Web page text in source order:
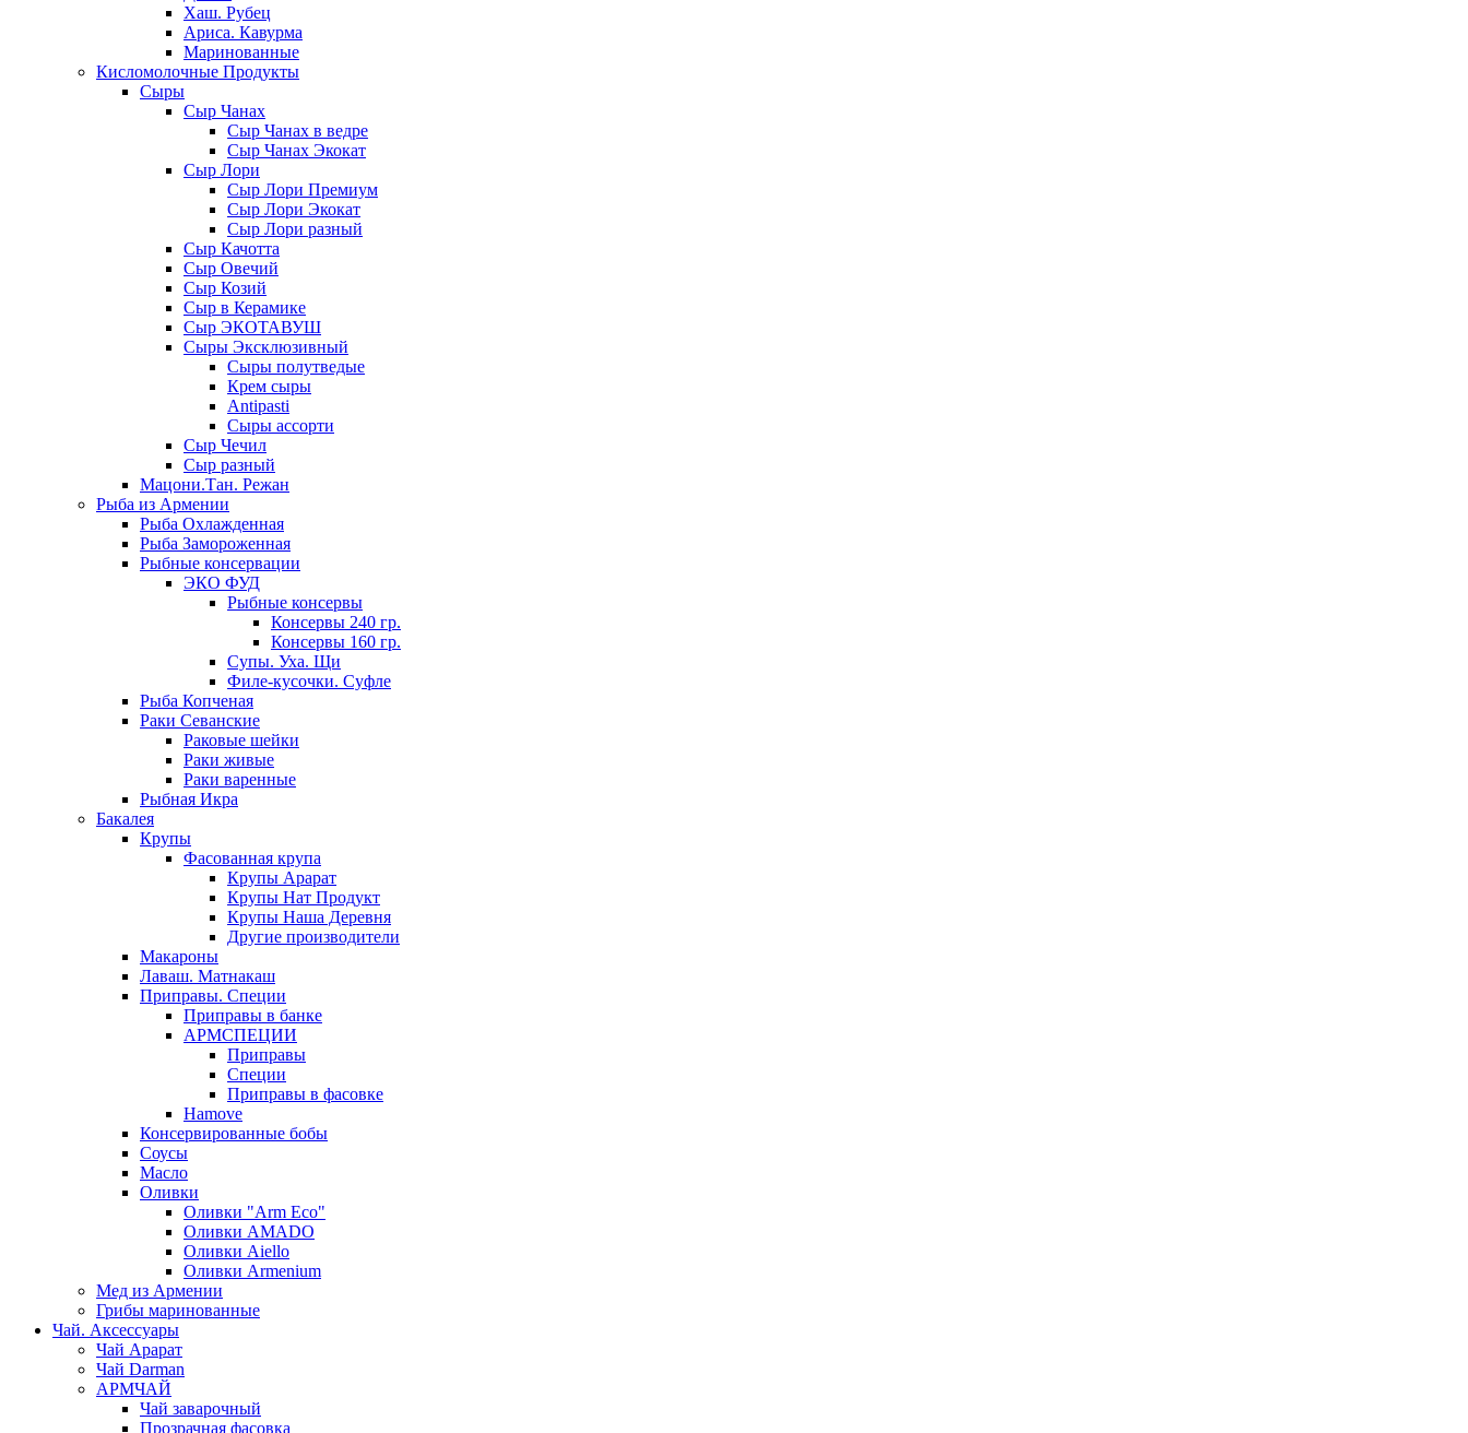
Хаш. Рубец
Ариса. Кавурма
Маринованные
Кисломолочные Продукты
Сыры
Сыр Чанах
Сыр Чанах в ведре
Сыр Чанах Экокат
Сыр Лори
Сыр Лори Премиум
Сыр Лори Экокат
Сыр Лори разный
Сыр Качотта
Сыр Овечий
Сыр Козий
Сыр в Керамике
Сыр ЭКОТАВУШ
Сыры Эксклюзивный
Сыры полутведые
Крем сыры
Antipasti
Сыры ассорти
Сыр Чечил
Сыр разный
Мацони.Тан. Режан
Рыба из Армении
Рыба Охлажденная
Рыба Замороженная
Рыбные консервации
ЭКО ФУД
Рыбные консервы
Консервы 240 гр.
Консервы 160 гр.
Супы. Уха. Щи
Филе-кусочки. Суфле
Рыба Копченая
Раки Севанские
Раковые шейки
Раки живые
Раки варенные
Рыбная Икра
Бакалея
Крупы
Фасованная крупа
Крупы Арарат
Крупы Нат Продукт
Крупы Наша Деревня
Другие производители
Макароны
Лаваш. Матнакаш
Приправы. Специи
Приправы в банке
АРМСПЕЦИИ
Приправы
Специи
Приправы в фасовке
Hamove
Консервированные бобы
Соусы
Масло
Оливки
Оливки "Arm Eco"
Оливки AMADO
Оливки Aiello
Оливки Armenium
Мед из Армении
Грибы маринованные
Чай. Аксессуары
Чай Арарат
Чай Darman
АРМЧАЙ
Чай заварочный
Прозрачная фасовка